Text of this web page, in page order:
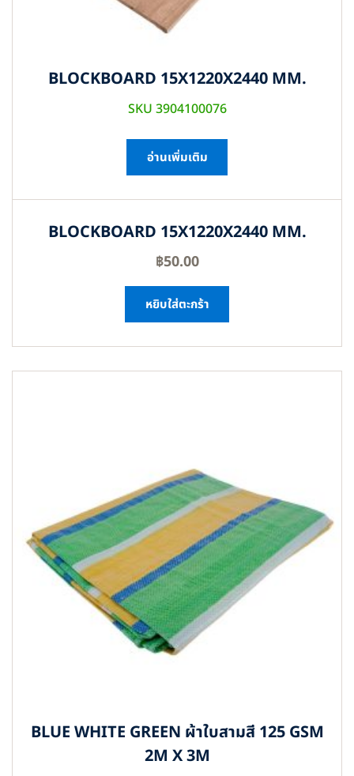
BLOCKBOARD 15X1220X2440 MM.
SKU 3904100076
อ่านเพิ่มเติม
BLOCKBOARD 15X1220X2440 MM.
฿50.00
หยิบใส่ตะกร้า
BLUE WHITE GREEN ผ้าใบสามสี 125 GSM
2M X 3M